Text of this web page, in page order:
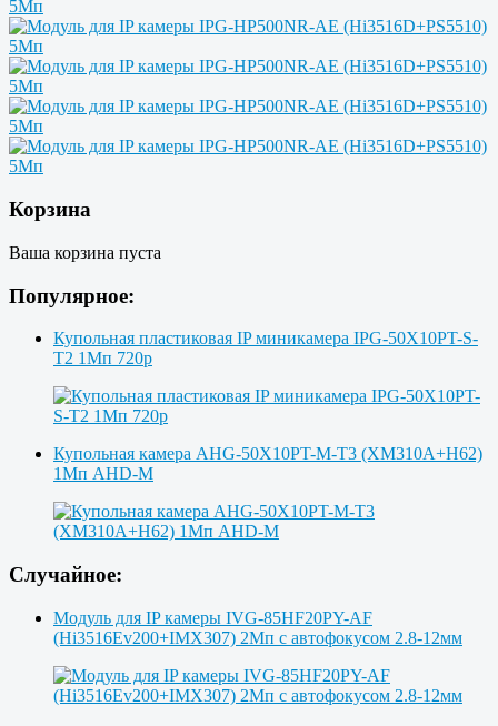
Корзина
Ваша корзина пуста
Популярное:
Купольная пластиковая IP миникамера IPG-50X10PT-S-
T2 1Мп 720p
Купольная камера AHG-50X10PT-M-T3 (XM310A+H62)
1Мп AHD-M
Случайное:
Модуль для IP камеры IVG-85HF20PY-AF
(Hi3516Ev200+IMX307) 2Мп с автофокусом 2.8-12мм